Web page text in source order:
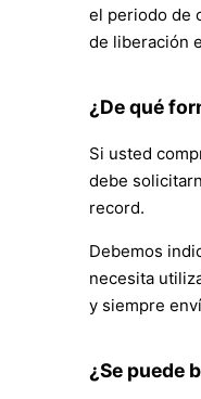
el periodo de
de liberación
¿De qué
Si usted
debe
record.
Debemos
necesita
y siempre
¿Se puede